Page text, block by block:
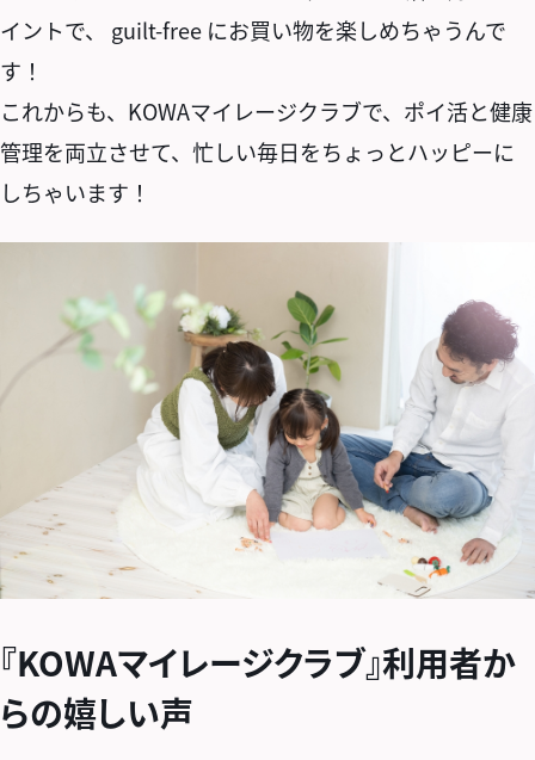
イントで、 guilt-free にお買い物を楽しめちゃうんで
す！
これからも、KOWAマイレージクラブで、ポイ活と健康
管理を両立させて、忙しい毎日をちょっとハッピーに
しちゃいます！
『KOWAマイレージクラブ』利用者か
らの嬉しい声